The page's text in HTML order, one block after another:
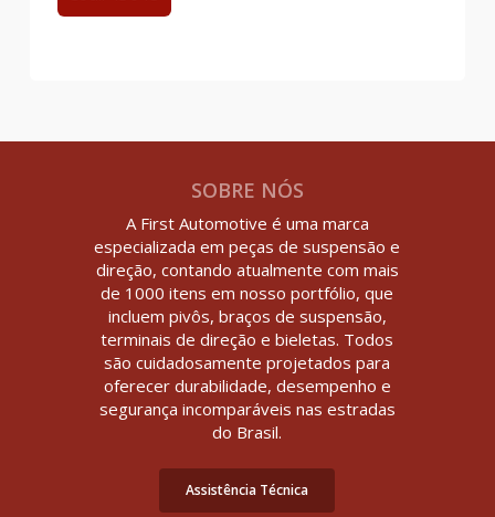
SOBRE NÓS
A First Automotive é uma marca
especializada em peças de suspensão e
direção, contando atualmente com mais
de 1000 itens em nosso portfólio, que
incluem pivôs, braços de suspensão,
terminais de direção e bieletas. Todos
são cuidadosamente projetados para
oferecer durabilidade, desempenho e
segurança incomparáveis nas estradas
do Brasil.
Assistência Técnica